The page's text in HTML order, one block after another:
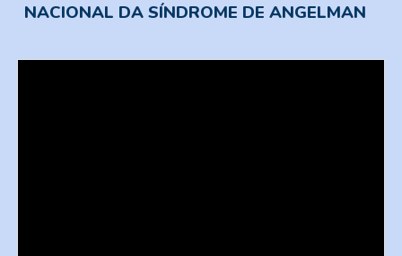
NACIONAL DA SÍNDROME DE ANGELMAN